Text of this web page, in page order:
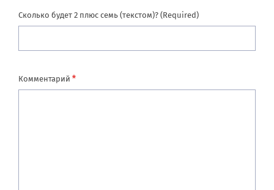
Сколько будет 2 плюс семь (текстом)? (Required)
Комментарий *